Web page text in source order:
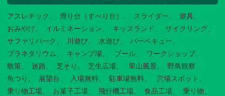
アスレチック 滑り台（すべり台） スライダー
遊具
おみやげ
イルミネーション キッズランド
サイクリング
サファリパーク
川遊び 水遊び
バーベキュー
プラネタリウム
キャンプ場 プール
ワークショップ
散策
迷路 芝そり 芝生広場 里山風景
野鳥観察
魚つり
展望台 入場無料 駐車場無料
穴場スポット
乗り物工場
お菓子工場 飛行機工場 食品工場
乗り物